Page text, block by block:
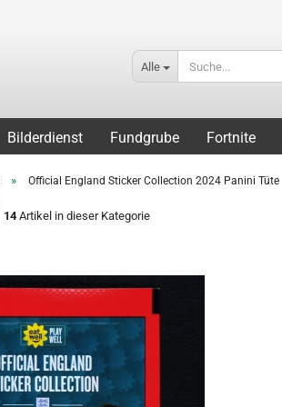
Alle
Bilderdienst Fundgrube Fortnite
» Official England Sticker Collection 2024 Panini Tüte
14Artikel in dieser Kategorie